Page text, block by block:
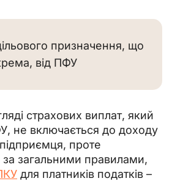
призначення, що
від ПФУ
страхових виплат, який
не включається до доходу
проте
за загальними правилами,
для платників податків –